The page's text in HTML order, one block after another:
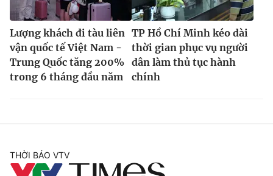
Lượng khách đi tàu liên
vận quốc tế Việt Nam -
Trung Quốc tăng 200%
trong 6 tháng đầu năm
TP Hồ Chí Minh kéo dài
thời gian phục vụ người
dân làm thủ tục hành
chính
THỜI BÁO VTV